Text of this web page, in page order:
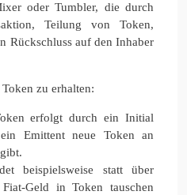
oder Tumbler, die durch
Teilung von Token,
Rückschluss auf den Inhaber
zu erhalten:
erfolgt durch ein Initial
Emittent neue Token an
beispielsweise statt über
Geld in Token tauschen